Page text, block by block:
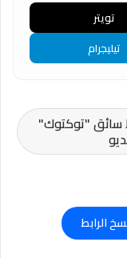
تويتر
تيليجرام
سائق "توكتوك"
الرابط